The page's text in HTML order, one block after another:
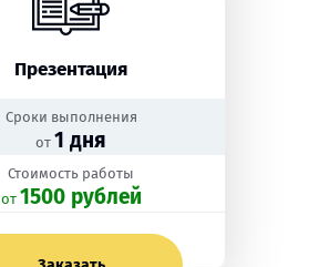
Презентация
Сроки выполнения
от 1 дня
Стоимость работы
oт 1500 рублей